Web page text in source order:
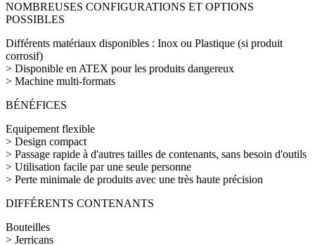
NOMBREUSES CONFIGURATIONS ET OPTIONS
POSSIBLES
Différents matériaux disponibles : Inox ou Plastique (si produit
corrosif)
> Disponible en ATEX pour les produits dangereux
> Machine multi-formats
BÉNÉFICES
Equipement flexible
> Design compact
> Passage rapide à d'autres tailles de contenants, sans besoin d'outils
> Utilisation facile par une seule personne
> Perte minimale de produits avec une très haute précision
DIFFÉRENTS CONTENANTS
Bouteilles
> Jerricans